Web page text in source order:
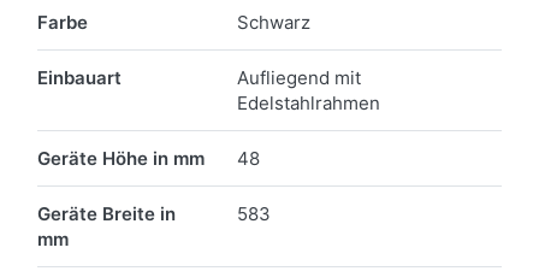
Farbe Schwarz
Einbauart
Aufliegend mit
Edelstahlrahmen
Geräte Höhe in mm 48
Geräte Breite in
mm
583